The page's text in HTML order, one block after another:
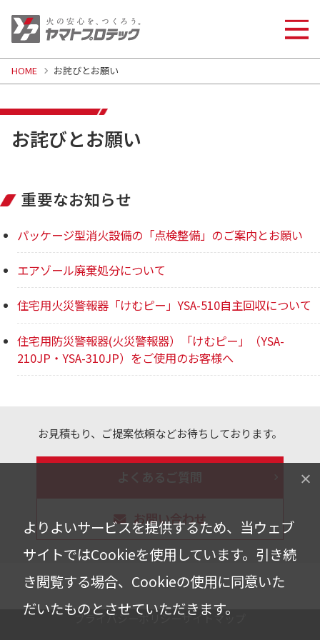
お詫びとお願い
HOME お詫びとお願い
重要なお知らせ
パッケージ型消火設備の「点検整備」のご案内とお願い
エアゾール廃棄処分について
住宅用火災警報器「けむピー」YSA-510自主回収について
住宅用防災警報器(火災警報器）「けむピー」（YSA-
210JP・YSA-310JP）をご使用のお客様へ
お見積もり、ご提案依頼などお待ちしております。
お問い合わせ
プライバシーポリシーサイトマップ
よりよいサービスを提供するため、当ウェブ
サイトではCookieを使用しています。 引き続
き閲覧する場合、Cookieの使用に同意いた
だいたものとさせていただきます。